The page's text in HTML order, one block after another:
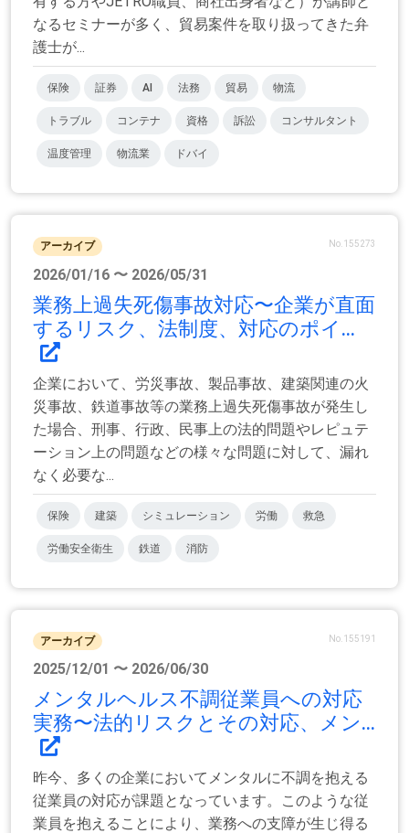
なるセミナーが多く、貿易案件を取り扱ってきた弁
護士が...
保険 証券 AI 法務 貿易 物流
トラブル コンテナ 資格 訴訟 コンサルタント
温度管理 物流業 ドバイ
アーカイブ No.155273
2026/01/16 〜 2026/05/31
業務上過失死傷事故対応〜企業が直面
するリスク、法制度、対応のポイ...
企業において、労災事故、製品事故、建築関連の火
災事故、鉄道事故等の業務上過失死傷事故が発生し
た場合、刑事、行政、民事上の法的問題やレピュテ
ーション上の問題などの様々な問題に対して、漏れ
なく必要な...
保険 建築 シミュレーション 労働 救急
労働安全衛生 鉄道 消防
アーカイブ No.155191
2025/12/01 〜 2026/06/30
メンタルヘルス不調従業員への対応
実務〜法的リスクとその対応、メン...
昨今、多くの企業においてメンタルに不調を抱える
従業員の対応が課題となっています。このような従
業員を抱えることにより、業務への支障が生じ得る